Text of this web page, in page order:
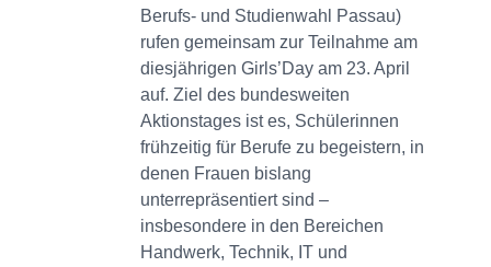
Berufs- und Studienwahl Passau)
rufen gemeinsam zur Teilnahme am
diesjährigen Girls’Day am 23. April
auf. Ziel des bundesweiten
Aktionstages ist es, Schülerinnen
frühzeitig für Berufe zu begeistern, in
denen Frauen bislang
unterrepräsentiert sind –
insbesondere in den Bereichen
Handwerk, Technik, IT und